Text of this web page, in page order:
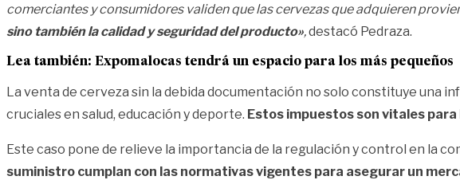
comerciantes y consumidores validen que las cervezas que adquieren
sino también la calidad y seguridad del producto»,destacó Pedraza.
Lea también: Expomalocas tendrá un espacio para los más pequeños
La venta de cerveza sin la debida documentación no solo constituye una
cruciales en salud, educación y deporte. Estos impuestos son vitales
Este caso pone de relieve la importancia de la regulación y control en la
suministro cumplan con las normativas vigentes para asegurar un